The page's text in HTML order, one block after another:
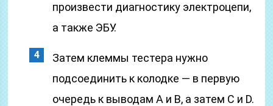
произвести диагностику электроцепи,
а также ЭБУ.
Затем клеммы тестера нужно
подсоединить к колодке — в первую
очередь к выводам А и В, а затем С и D.